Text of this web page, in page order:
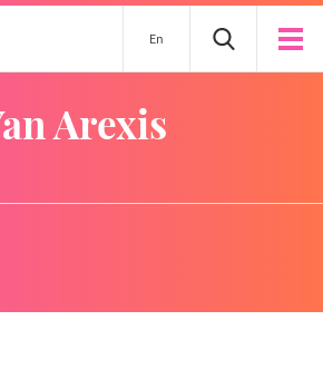
En
Yan Arexis